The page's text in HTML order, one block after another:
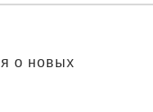
о новых